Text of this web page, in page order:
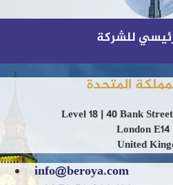
للشركة
المتحدة
Level 18 | 40 Bank
London
United
info@beroya.com